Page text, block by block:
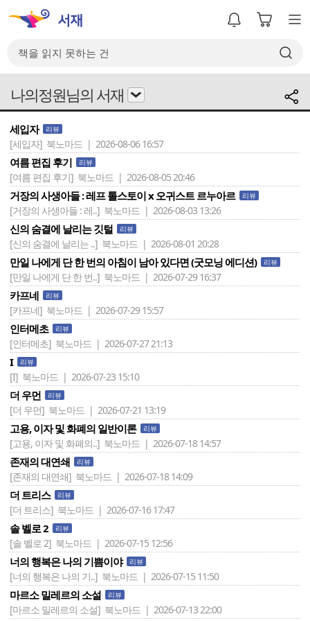
나의정원님의 서재
세입자 리뷰
[세입자] 북노마드 | 2026-08-06 16:57
여름 편집 후기 리뷰
[여름 편집 후기] 북노마드 | 2026-08-05 20:46
거장의 사생아들 : 레프 톨스토이 x 오귀스트 르누아르 리뷰
[거장의 사생아들 : 레..] 북노마드 | 2026-08-03 13:26
신의 숨결에 날리는 깃털 리뷰
[신의 숨결에 날리는 ..] 북노마드 | 2026-08-01 20:28
만일 나에게 단 한 번의 아침이 남아 있다면 (굿모닝 에디션) 리뷰
[만일 나에게 단 한 번..] 북노마드 | 2026-07-29 16:37
카프네 리뷰
[카프네] 북노마드 | 2026-07-29 15:57
인터메초 리뷰
[인터메초] 북노마드 | 2026-07-27 21:13
I 리뷰
[I] 북노마드 | 2026-07-23 15:10
더 우먼 리뷰
[더 우먼] 북노마드 | 2026-07-21 13:19
고용, 이자 및 화폐의 일반이론 리뷰
[고용, 이자 및 화폐의..] 북노마드 | 2026-07-18 14:57
존재의 대연쇄 리뷰
[존재의 대연쇄] 북노마드 | 2026-07-18 14:09
더 트리스 리뷰
[더 트리스] 북노마드 | 2026-07-16 17:47
솔 벨로 2 리뷰
[솔 벨로 2] 북노마드 | 2026-07-15 12:56
너의 행복은 나의 기쁨이야 리뷰
[너의 행복은 나의 기..] 북노마드 | 2026-07-15 11:50
마르소 밀레르의 소설 리뷰
[마르소 밀레르의 소설] 북노마드 | 2026-07-13 22:00